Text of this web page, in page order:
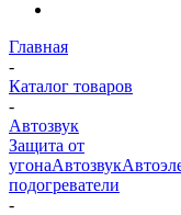
Главная
-
Каталог товаров
-
Автозвук
Защита от
угонаАвтозвук
подогреватели
-